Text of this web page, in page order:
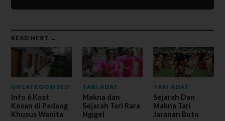
READ NEXT →
UNCATEGORISED
Info 6 Kost
Kosan di Padang
Khusus Wanita
TARI ADAT
Makna dan
Sejarah Tari Rara
Ngigel
TARI ADAT
Sejarah Dan
Makna Tari
Jaranan Buto